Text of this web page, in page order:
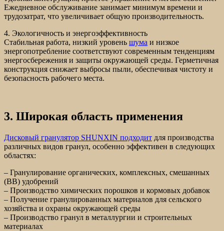
Ежедневное обслуживание занимает минимум времени и
трудозатрат, что увеличивает общую производительность.
4. Экологичность и энергоэффективность
Стабильная работа, низкий уровень шума и низкое
энергопотребление соответствуют современным тенденциям
энергосбережения и защиты окружающей среды. Герметичная
конструкция снижает выбросы пыли, обеспечивая чистоту и
безопасность рабочего места.
3. Широкая область применения
Дисковый гранулятор SHUNXIN подходит для производства
различных видов гранул, особенно эффективен в следующих
областях:
– Гранулирование органических, комплексных, смешанных
(BB) удобрений
– Производство химических порошков и кормовых добавок
– Получение гранулированных материалов для сельского
хозяйства и охраны окружающей среды
– Производство гранул в металлургии и строительных
материалах